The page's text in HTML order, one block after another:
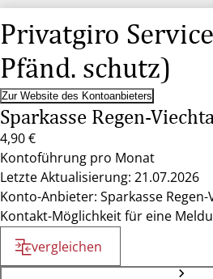
Privatgiro
Pfänd. schutz)
Zur Website des Kontoanbieters
Sparkasse Regen-
4,90 €
Kontoführung pro Monat
Letzte Aktualisierung: 21.07.2026
Konto-Anbieter: Sparkasse Regen-
Kontakt-Möglichkeit für eine
vergleichen